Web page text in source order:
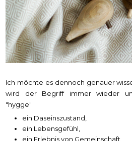
Ich möchte es dennoch genauer
wird der Begriff immer wieder
"hygge"
ein Daseinszustand,
ein Lebensgefühl,
ein Erlebnis von Gemeinschaft,